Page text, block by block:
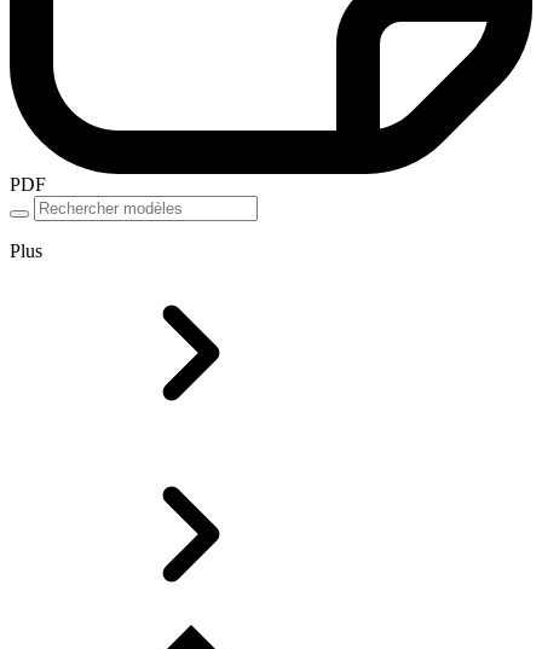
PDF
Plus